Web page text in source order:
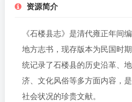
资源简介
《石楼县志》是清代雍正年间
地方志书，现存版本为民国时
统记录了石楼县的历史沿革、
济、文化风俗等多方面内容，
社会状况的珍贵文献。